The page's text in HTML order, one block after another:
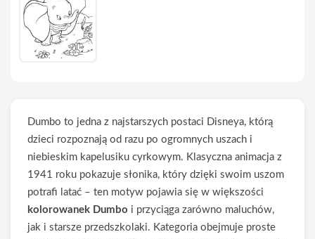
Dumbo to jedna z najstarszych postaci Disneya, którą
dzieci rozpoznają od razu po ogromnych uszach i
niebieskim kapelusiku cyrkowym. Klasyczna animacja z
1941 roku pokazuje słonika, który dzięki swoim uszom
potrafi latać – ten motyw pojawia się w większości
kolorowanek Dumbo i przyciąga zarówno maluchów,
jak i starsze przedszkolaki. Kategoria obejmuje proste